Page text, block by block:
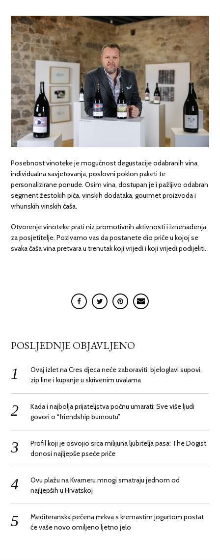
Posebnost vinoteke je mogućnost degustacije odabranih vina,
individualna savjetovanja, poslovni poklon paketi te
personalizirane ponude. Osim vina, dostupan je i pažljivo odabran
segment žestokih pića, vinskih dodataka, gourmet proizvoda i
vrhunskih vinskih čaša.
Otvorenje vinoteke prati niz promotivnih aktivnosti i iznenađenja
za posjetitelje. Pozivamo vas da postanete dio priče u kojoj se
svaka čaša vina pretvara u trenutak koji vrijedi i koji vrijedi podijeliti.
POSLJEDNJE OBJAVLJENO
Ovaj izlet na Cres djeca neće zaboraviti: bjeloglavi supovi,
zip line i kupanje u skrivenim uvalama
Kada i najbolja prijateljstva počnu umarati: Sve više ljudi
govori o “friendship burnoutu”
Profil koji je osvojio srca milijuna ljubitelja pasa: The Dogist
donosi najljepše pseće priče
Ovu plažu na Kvarneru mnogi smatraju jednom od
najljepših u Hrvatskoj
Mediteranska pečena mrkva s kremastim jogurtom postat
će vaše novo omiljeno ljetno jelo